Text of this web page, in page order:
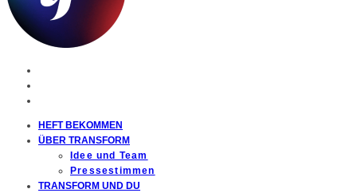
HEFT BEKOMMEN
ÜBER TRANSFORM
Idee und Team
Pressestimmen
TRANSFORM UND DU